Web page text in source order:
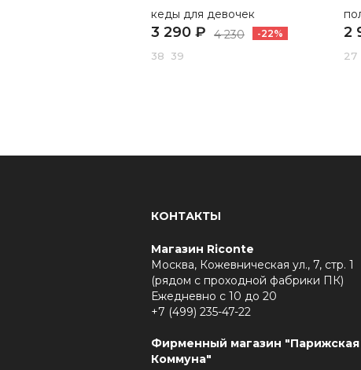
кеды для девочек
3 290 ₽ 4 230 -22%
38 39
2
КОНТАКТЫ
Магазин Riconte
Москва, Кожевническая ул., 7, стр. 1
(рядом с проходной фабрики ПК)
Ежедневно с 10 до 20
+7 (499) 235-47-22
Фирменный магазин "Парижская
Коммуна"